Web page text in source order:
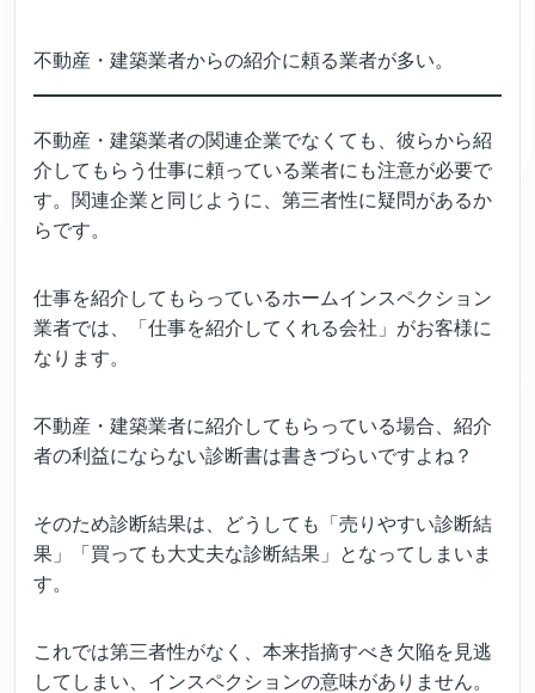
不動産・建築業者からの紹介に頼る業者が多い。
不動産・建築業者の関連企業でなくても、彼らから紹
介してもらう仕事に頼っている業者にも注意が必要で
す。関連企業と同じように、第三者性に疑問があるか
らです。
仕事を紹介してもらっているホームインスペクション
業者では、「仕事を紹介してくれる会社」がお客様に
なります。
不動産・建築業者に紹介してもらっている場合、紹介
者の利益にならない診断書は書きづらいですよね？
そのため診断結果は、どうしても「売りやすい診断結
果」「買っても大丈夫な診断結果」となってしまいま
す。
これでは第三者性がなく、本来指摘すべき欠陥を見逃
してしまい、インスペクションの意味がありません。